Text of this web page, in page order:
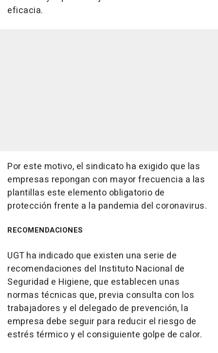
eficacia.
Por este motivo, el sindicato ha exigido que las
empresas repongan con mayor frecuencia a las
plantillas este elemento obligatorio de
protección frente a la pandemia del coronavirus.
RECOMENDACIONES
UGT ha indicado que existen una serie de
recomendaciones del Instituto Nacional de
Seguridad e Higiene, que establecen unas
normas técnicas que, previa consulta con los
trabajadores y el delegado de prevención, la
empresa debe seguir para reducir el riesgo de
estrés térmico y el consiguiente golpe de calor.